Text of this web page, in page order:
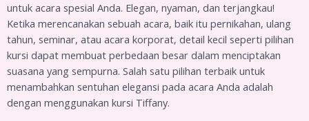
untuk acara spesial Anda. Elegan, nyaman, dan terjangkau!
Ketika merencanakan sebuah acara, baik itu pernikahan, ulang
tahun, seminar, atau acara korporat, detail kecil seperti pilihan
kursi dapat membuat perbedaan besar dalam menciptakan
suasana yang sempurna. Salah satu pilihan terbaik untuk
menambahkan sentuhan elegansi pada acara Anda adalah
dengan menggunakan kursi Tiffany.